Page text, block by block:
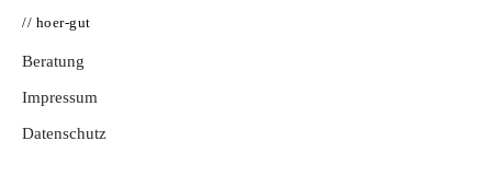
// hoer-gut
Beratung
Impressum
Datenschutz